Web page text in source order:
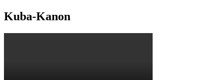
Kuba-Kanon